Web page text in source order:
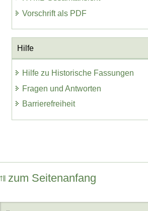
Vorschrift als PDF
Hilfe
Hilfe zu Historische Fassungen
Fragen und Antworten
Barrierefreiheit
zum Seitenanfang